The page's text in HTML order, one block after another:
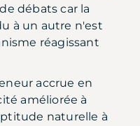
débats car la
à un autre n'est
réagissant
accrue en
améliorée à
naturelle à